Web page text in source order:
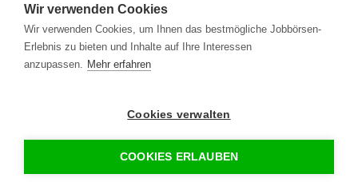
Jetzt bewerben
Registrieren•Alle Jobs•Blog•Rahmen- und Lohntarifvertrag
Kontakt•Datenschutz
Portale GmbH
Wir verwenden Cookies
Wir verwenden Cookies, um Ihnen das bestmögliche Jobbörsen-
Erlebnis zu bieten und Inhalte auf Ihre Interessen
anzupassen. Mehr erfahren
Cookies verwalten
COOKIES ERLAUBEN